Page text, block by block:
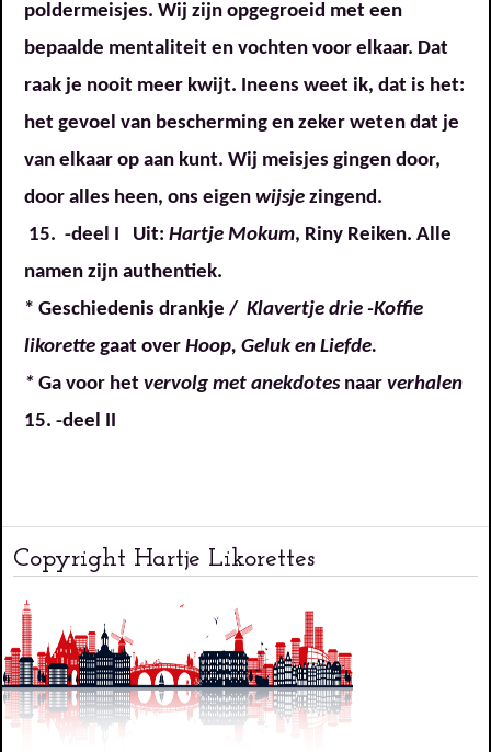
poldermeisjes. Wij zijn opgegroeid met een
bepaalde mentaliteit en vochten voor elkaar. Dat
raak je nooit meer kwijt. Ineens weet ik, dat is het:
het gevoel van bescherming en zeker weten dat je
van elkaar op aan kunt. Wij meisjes gingen door,
door alles heen, ons eigen wijsje zingend.
15. -deel I Uit: Hartje Mokum, Riny Reiken. Alle
namen zijn authentiek.
* Geschiedenis drankje / Klavertje drie -Koffie
likorette gaat over Hoop, Geluk en Liefde.
* Ga voor het vervolg met anekdotes naar verhalen
15. -deel II
Copyright Hartje Likorettes